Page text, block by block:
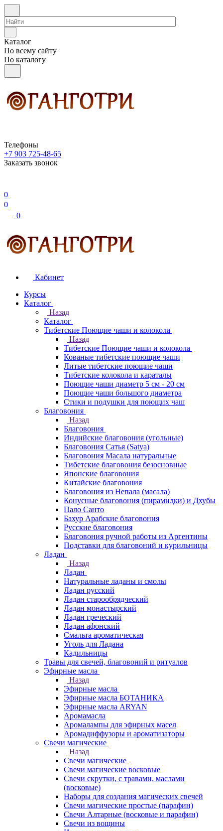
Каталог
По всему сайту
По каталогу
Телефоны
+7 903 725-48-65
Заказать звонок
0
0
0
Кабинет
Курсы
Каталог
Назад
Каталог
Тибетские Поющие чаши и колокола
Назад
Тибетские Поющие чаши и колокола
Кованые тибетские поющие чаши
Литые тибетские поющие чаши
Тибетские колокола и караталы
Поющие чаши диаметр 5 см - 20 см
Поющие чаши большого диаметра
Стики и подушки для поющих чаш
Благовония
Назад
Благовония
Индийские благовония (угольные)
Благовония Сатья (Satya)
Благовония Масала натуральные
Тибетские благовония безосновные
Японские благовония
Китайские благовония
Благовония из Непала (масала)
Конусные благовония (пирамидки) и Дхубы
Пало Санто
Бахур Арабские благовония
Русские благовония
Благовония ручной работы из Аргентины
Подставки для благовоний и курильницы
Ладан
Назад
Ладан
Натуральные ладаны и смолы
Ладан русский
Ладан старообрядческий
Ладан монастырский
Ладан греческий
Ладан афонский
Смальта ароматическая
Уголь для Ладана
Кадильницы
Травы для свечей, благовоний и ритуалов
Эфирные масла
Назад
Эфирные масла
Эфирные масла БОТАНИКА
Эфирные масла ARYAN
Аромамасла
Аромалампы для эфирных масел
Аромадиффузоры и ароматизаторы
Свечи магические
Назад
Свечи магические
Свечи магические восковые
Свечи скрутки, с травами, маслами
(восковые)
Наборы для создания магических свечей
Свечи магические простые (парафин)
Свечи Алтарные (восковые и парафин)
Свечи из вощины